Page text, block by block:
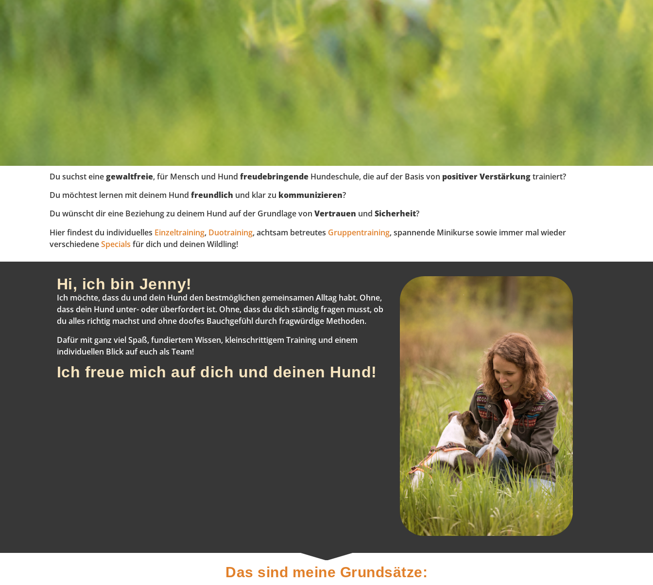
Du suchst einegewaltfreie, für Mensch und Hund freudebringende Hundeschule, die auf der Basis von positiver Verstärkungtrainiert?
Du möchtest lernen mit deinem Hund freundlich und klar zu kommunizieren?
Du wünscht dir eine Beziehung zu deinem Hund auf der Grundlage von Vertrauen und Sicherheit?
Hier findest du individuelles Einzeltraining, Duotraining, achtsam betreutes Gruppentraining, spannende Minikurse sowie immer mal wieder
verschiedeneSpecials für dich und deinen Wildling!
Hi, ich bin Jenny!
Ich möchte, dass du und dein Hund den bestmöglichen gemeinsamen Alltag habt. Ohne,
dass dein Hund unter- oder überfordert ist. Ohne, dass du dich ständig fragen musst, ob
du alles richtig machst und ohne doofes Bauchgefühl durch fragwürdige Methoden.
Dafür mit ganz viel Spaß, fundiertem Wissen, kleinschrittigem Training und einem
individuellen Blick auf euch als Team!
Ich freue mich auf dich und deinen Hund!
Das sind meine Grundsätze: